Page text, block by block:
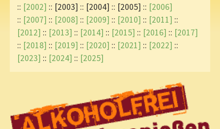
:: [2002] :: [2003] :: [2004] :: [2005] :: [2006]
:: [2007] :: [2008] :: [2009] :: [2010] :: [2011] ::
[2012] :: [2013] :: [2014] :: [2015] :: [2016] :: [2017]
:: [2018] :: [2019] :: [2020] :: [2021] :: [2022] ::
[2023] :: [2024] :: [2025]